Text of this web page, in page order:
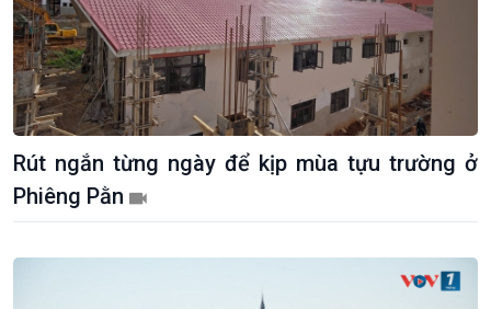
Chính trị
Tin Chính trị
Chính phủ với người dân
Quốc hội với cử tri
Xây dựng đảng
Đảng trong cuộc sống
Pháp luật và đời sống
Thế giới
Tin thế giới
Vấn đề quốc tế
Hồ sơ sự kiện quốc tế
Thế giới & Việt Nam
Rút ngắn từng ngày để kịp mùa tựu trường ở
Phiêng Pằn